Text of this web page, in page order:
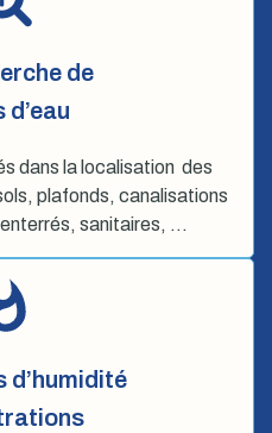
de
dans la localisation des
plafonds, canalisations
sanitaires, …
d’humidité